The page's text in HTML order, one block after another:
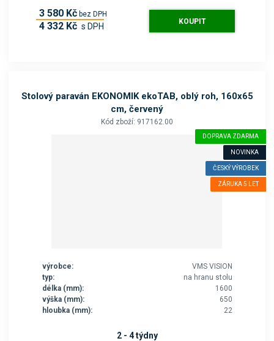
3 580 Kč bez DPH
4 332 Kč s DPH KOUPIT
Stolový paraván EKONOMIK ekoTAB, oblý roh, 160x65
cm, červený
Kód zboží: 917162.00
DOPRAVA ZDARMA
NOVINKA
ČESKÝ VÝROBEK
ZÁRUKA 5 LET
výrobce:
VMS VISION
typ:
na hranu stolu
délka (mm):
1600
výška (mm):
650
hloubka (mm):
22
2 - 4 týdny